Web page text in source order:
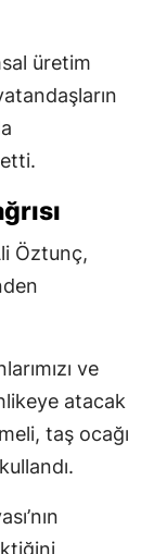
üretim
Öztunç,
ve
atacak
taş ocağı